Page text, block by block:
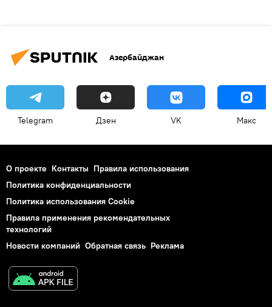
Азербайджан
Telegram Дзен VK Макс
О проекте Контакты Правила использования
Политика конфиденциальности
Политика использования Cookie
Правила применения рекомендательных
технологий
Новости компаний Обратная связь Реклама